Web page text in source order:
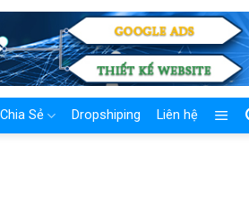
Sẻ Dropshiping Liên hệ